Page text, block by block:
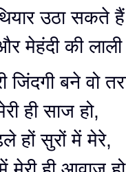
उठा सकते
मेहंदी की
जिंदगी बने वो
ही साज हो,
हों सुरों में मेरे,